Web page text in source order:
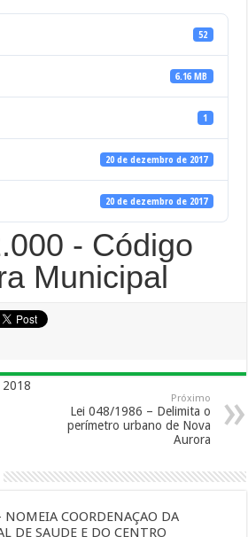
52
6.16 MB
1
20 de dezembro de 2017
20 de dezembro de 2017
- Código
Municipal
2018
Próximo
Lei 048/1986 – Delimita o
perímetro urbano de Nova
Aurora
COORDENAÇAO DA
DE SAUDE E DO CENTRO